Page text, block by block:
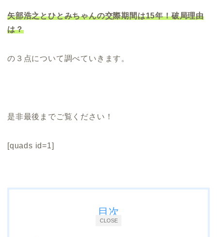
矢部浩之とひとみちゃんの交際期間は15年！破局理由
は？
の３点について調べていきます。
是非最後までご覧ください！
[quads id=1]
CLOSE
目次